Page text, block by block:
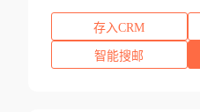
存入CRM
智能搜邮